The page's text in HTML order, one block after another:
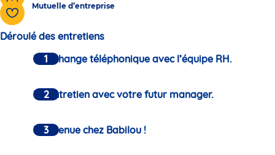
Mutuelle d’entreprise
Déroulé des entretiens
Un échange téléphonique avec l’équipe RH.
Un entretien avec votre futur manager.
Bienvenue chez Babilou !